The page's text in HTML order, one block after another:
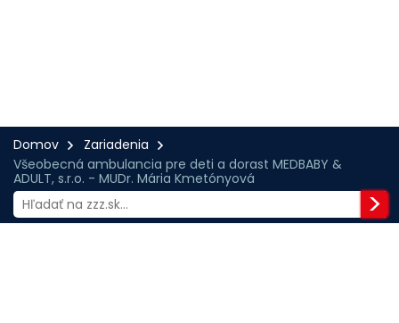
Domov
Zariadenia
Všeobecná ambulancia pre deti a dorast MEDBABY &
ADULT, s.r.o. - MUDr. Mária Kmetónyová